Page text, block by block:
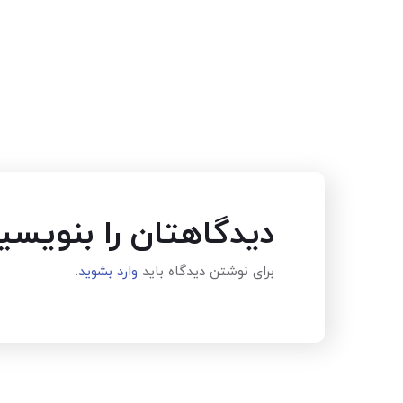
دیدگاهتان را
برای نوشتن دیدگاه باید وارد بشوید.